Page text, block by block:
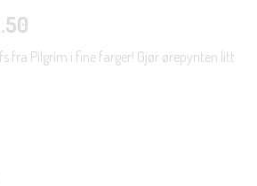
pris
er:
fra Pilgrim i fine farger! Gjør ørepynten litt